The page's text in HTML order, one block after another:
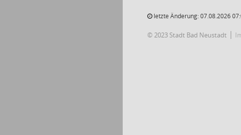
letzte Änderung: 07.08.2026
© 2023 Stadt Bad Neustadt